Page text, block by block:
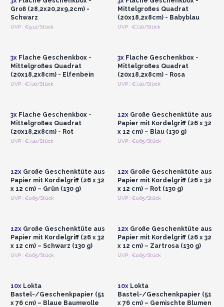
Groß (28,2x20,2x9,2cm) -
Schwarz
UVP : €9.12/Stück
Mittelgroßes Quadrat
(20x18,2x8cm) - Babyblau
UVP : €7.20/Stück
Anmelden oder
3xFlache Geschenkbox -
Mittelgroßes Quadrat
(20x18,2x8cm) - Elfenbein
UVP : €7.20/Stück
Anmelden oder
3xFlache Geschenkbox -
Mittelgroßes Quadrat
(20x18,2x8cm) - Rosa
UVP : €7.20/Stück
Anmelden oder
3xFlache Geschenkbox -
Mittelgroßes Quadrat
(20x18,2x8cm) - Rot
UVP : €7.20/Stück
Anmelden oder
12xGroße Geschenktüte aus
Papier mit Kordelgriff (26 x 32
x 12 cm) – Blau (130 g)
UVP : €0.65/Stück
Anmelden oder
12xGroße Geschenktüte aus
Papier mit Kordelgriff (26 x 32
x 12 cm) – Grün (130 g)
UVP : €0.65/Stück
Anmelden oder
12xGroße Geschenktüte aus
Papier mit Kordelgriff (26 x 32
x 12 cm) – Rot (130 g)
UVP : €0.65/Stück
Anmelden oder
12xGroße Geschenktüte aus
Papier mit Kordelgriff (26 x 32
x 12 cm) – Schwarz (130 g)
UVP : €0.65/Stück
Anmelden oder
12xGroße Geschenktüte aus
Papier mit Kordelgriff (26 x 32
x 12 cm) – Zartrosa (130 g)
UVP : €0.65/Stück
Anmelden oder
10xLokta
Bastel-/Geschenkpapier (51
x 76 cm) – Blaue Baumwolle
Anmelden oder
10xLokta
Bastel-/Geschenkpapier (51
x 76 cm) – Gemischte Blumen